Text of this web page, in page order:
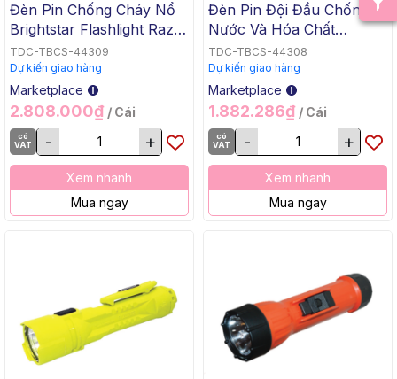
Đèn Pin Chống Cháy Nổ
Brightstar Flashlight Razor
LED 3 Pin AA Màu Cam
60170 ATEX Zone 0
Koehler Brightstar (Theo
Tiêu Chuẩn Mỹ) (Mã Cũ
60102)
TDC-TBCS-44309
Dự kiến giao hàng
Marketplace
2.808.000₫ / Cái
có
VAT
- +
Xem nhanh
Mua ngay
Đèn Pin Đội Đầu Chống
Nước Và Hóa Chất
200501 LED Koehler
Brightstar (ATEX) (Theo
Tiêu Chuẩn Mỹ)
TDC-TBCS-44308
Dự kiến giao hàng
Marketplace
1.882.286₫ / Cái
có
VAT
- +
Xem nhanh
Mua ngay